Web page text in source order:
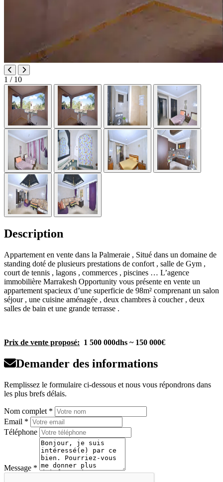
1 / 10
Description
Appartement en vente dans la Palmeraie , Situé dans un domaine de
standing doté de plusieurs prestations de confort , salle de Gym ,
court de tennis , lagons , commerces , piscines … L’agence
immobilière Marrakesh Opportunity vous présente en vente un
appartement spacieux d’une superficie de 98m² comprenant un salon
séjour , une cuisine aménagée , deux chambres à coucher , deux
salles de bain et une grande terrasse .
Prix de vente proposé: 1 500 000dhs ~ 150 000€
Demander des informations
Remplissez le formulaire ci-dessous et nous vous répondrons dans
les plus brefs délais.
Nom complet *
Email *
Téléphone
Message *